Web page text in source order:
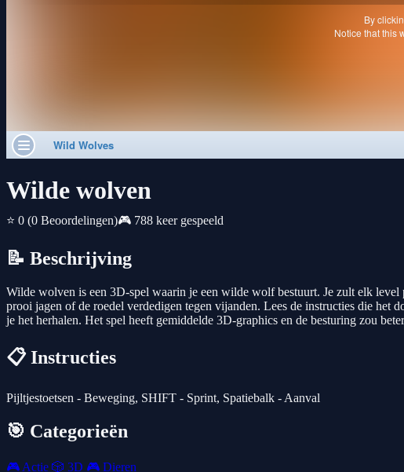
Wilde wolven
⭐ 0 (0 Beoordelingen)🎮 788 keer gespeeld
📝 Beschrijving
Wilde wolven is een 3D-spel waarin je een wilde wolf bestuurt. Je zult elk
prooi jagen of de roedel verdedigen tegen vijanden. Lees de instructies die
je het herhalen. Het spel heeft gemiddelde 3D-graphics en de besturing zou
📋 Instructies
Pijltjestoetsen - Beweging, SHIFT - Sprint, Spatiebalk - Aanval
🎯 Categorieën
🎮 Actie 🎲 3D 🎮 Dieren